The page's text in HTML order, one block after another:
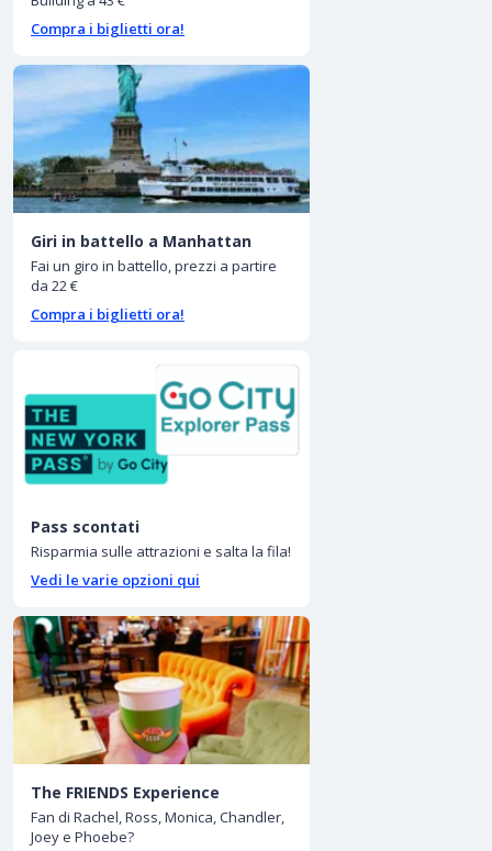
Compra i biglietti ora!
Giri in battello a Manhattan
Fai un giro in battello, prezzi a partire
da 22 €
Compra i biglietti ora!
Pass scontati
Risparmia sulle attrazioni e salta la fila!
Vedi le varie opzioni qui
The FRIENDS Experience
Fan di Rachel, Ross, Monica, Chandler,
Joey e Phoebe?